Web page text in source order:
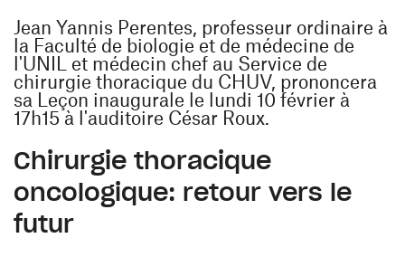
Jean Yannis Perentes, professeur ordinaire à
la Faculté de biologie et de médecine de
l'UNIL et médecin chef au Service de
chirurgie thoracique du CHUV, prononcera
sa Leçon inaugurale le lundi 10 février à
17h15 à l'auditoire César Roux.
Chirurgie thoracique
oncologique: retour vers le
futur